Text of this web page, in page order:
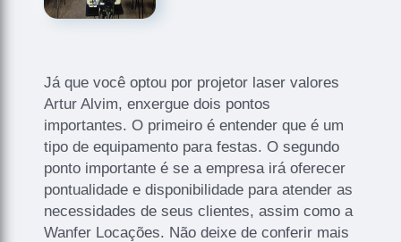
Já que você optou por projetor laser valores
Artur Alvim, enxergue dois pontos
importantes. O primeiro é entender que é um
tipo de equipamento para festas. O segundo
ponto importante é se a empresa irá oferecer
pontualidade e disponibilidade para atender as
necessidades de seus clientes, assim como a
Wanfer Locações. Não deixe de conferir mais